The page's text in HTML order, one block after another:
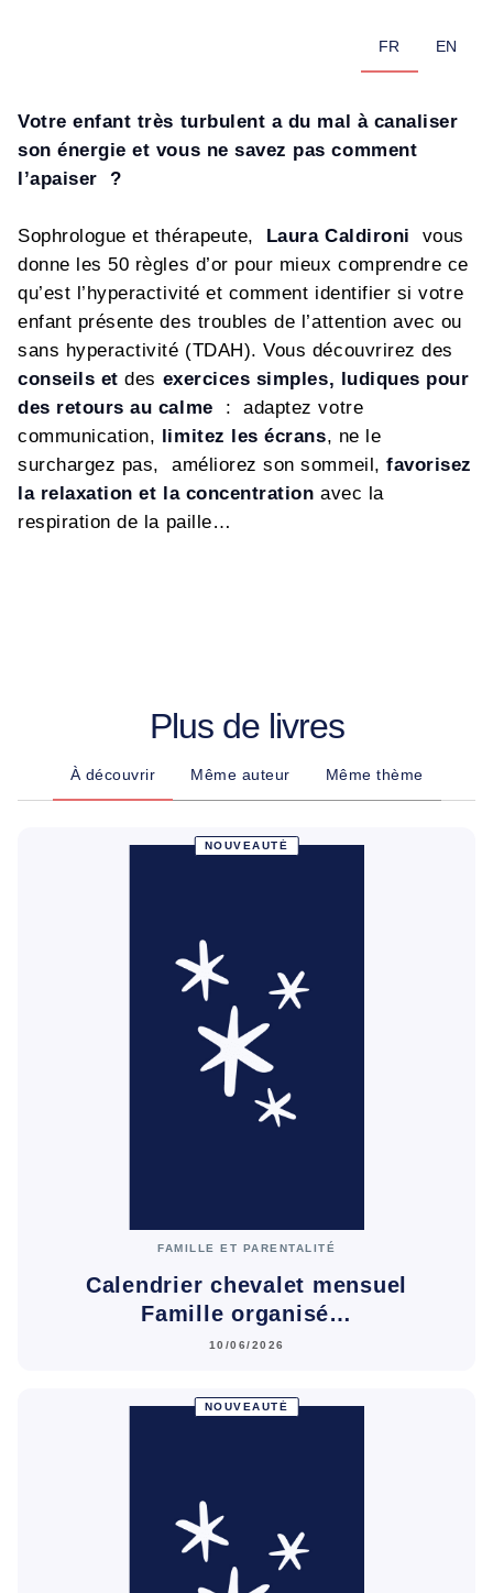
FR EN
Votre enfant très turbulent a du mal à canaliser
son énergie et vous ne savez pas comment
l’apaiser ?
Sophrologue et thérapeute, Laura Caldironi vous
donne les 50 règles d’or pour mieux comprendre ce
qu’est l’hyperactivité et comment identifier si votre
enfant présente des troubles de l’attention avec ou
sans hyperactivité (TDAH). Vous découvrirez des
conseils et des exercices simples, ludiques pour
des retours au calme : adaptez votre
communication, limitez les écrans, ne le
surchargez pas, améliorez son sommeil,favorisez
la relaxation et la concentration avec la
respiration de la paille…
Plus de livres
À découvrir Même auteur Même thème
NOUVEAUTÉ
FAMILLE ET PARENTALITÉ
Calendrier chevalet mensuel
Famille organisé…
10/06/2026
NOUVEAUTÉ